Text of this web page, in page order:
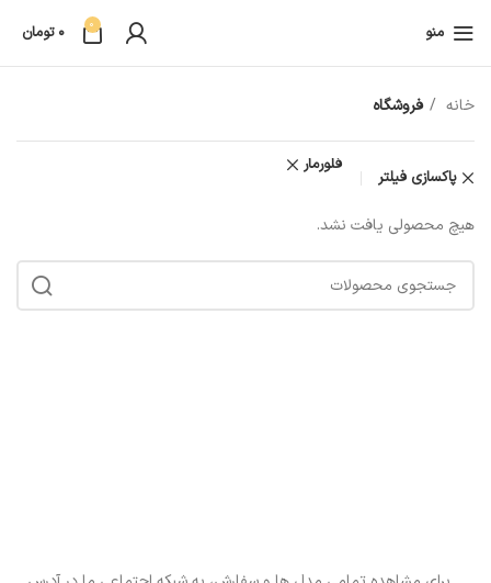
منو 0
0 تومان
خانه فروشگاه
پاکسازی فیلتر
فلورمار
هیچ محصولی یافت نشد.